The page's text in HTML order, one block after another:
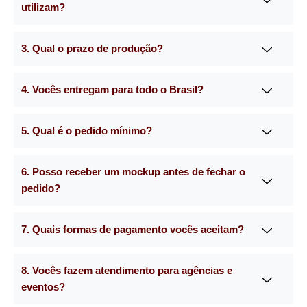
utilizam?
3. Qual o prazo de produção?
4. Vocês entregam para todo o Brasil?
5. Qual é o pedido mínimo?
6. Posso receber um mockup antes de fechar o
pedido?
7. Quais formas de pagamento vocês aceitam?
8. Vocês fazem atendimento para agências e
eventos?